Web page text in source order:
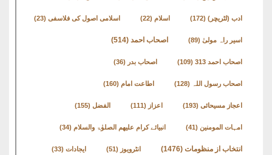
فی
حَیاتِ
متفرق
کتب
سلسلہ
ادب (لٹریچر) (172) اسلام (22) اسلامی اصول کی فلاسفی (23)
اسیر راہ مولیٰ (89) اصحاب احمد (514)
اصحاب احمد 313 (109) اصحاب بدر (36)
اصحاب رسول اللہ (128) اطاعت امام (160)
اعجاز مسیحائی (193) اعزاز (111) الفضل (155)
امہات المومنین (41) انبیائے کرام علیھم الصلوٰۃ والسلام (34)
انتخاب از منظومات (1476) انٹرویوز (51) ایجادات (33)